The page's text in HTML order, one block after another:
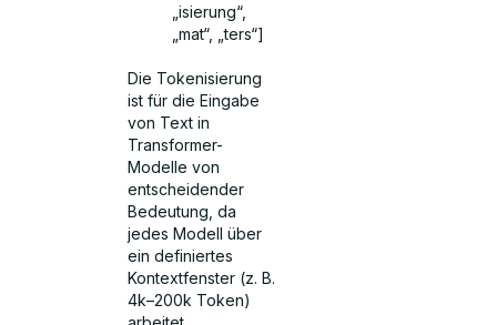
„isierung“,
„mat“, „ters“]
Die Tokenisierung
ist für die Eingabe
von Text in
Transformer-
Modelle von
entscheidender
Bedeutung, da
jedes Modell über
ein definiertes
Kontextfenster (z. B.
4k–200k Token)